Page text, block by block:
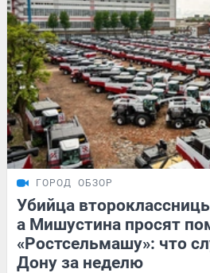
ГОРОД ОБЗОР
Убийца
а Мишустина просят
«Ростсельмашу»: что
Дону за неделю